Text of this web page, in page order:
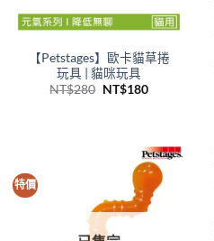
【Petstages】歐卡貓草捲
玩具 | 貓咪玩具
NT$280 原
NT$180目
特價